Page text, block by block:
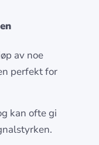
av noe
perfekt for
kan ofte gi